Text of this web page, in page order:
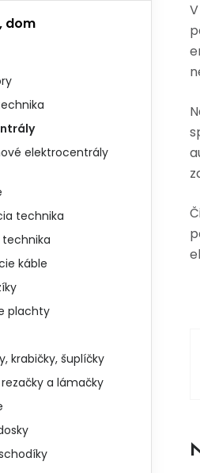
dom
elektrocentrály
technika
káble
plachty
krabičky, šuplíčky
a lámačky